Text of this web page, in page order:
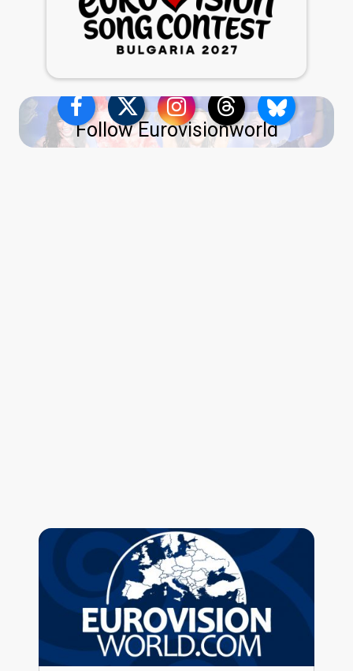
Follow Eurovisionworld